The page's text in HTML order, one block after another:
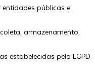
públicas e
armazenamento,
estabelecidas pela LGPD